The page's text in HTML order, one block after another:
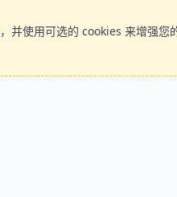
并使用可选的 cookies 来增强您